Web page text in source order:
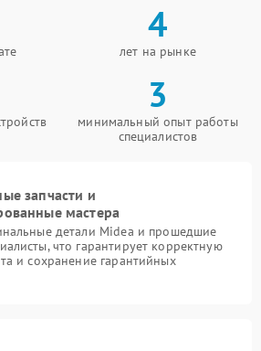
4
лет на рынке
3
минимальный опыт работы
специалистов
запчасти и
мастера
детали Midea и прошедшие
что гарантирует корректную
и сохранение гарантийных